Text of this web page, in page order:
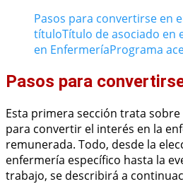
Pasos para convertirse en
títuloTítulo de asociado en
en EnfermeríaPrograma
Pasos para
Esta primera sección trata
para convertir el interés en la
remunerada. Todo, desde la
enfermería específico hasta la
trabajo, se describirá a